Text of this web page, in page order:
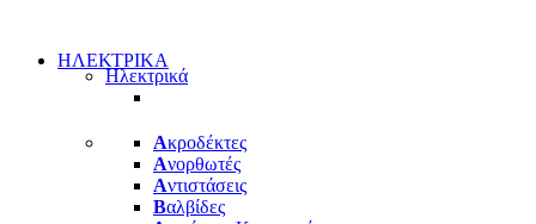
ΗΛΕΚΤΡΙΚΑ
Ηλεκτρικά
Ακροδέκτες
Ανορθωτές
Αντιστάσεις
Βαλβίδες